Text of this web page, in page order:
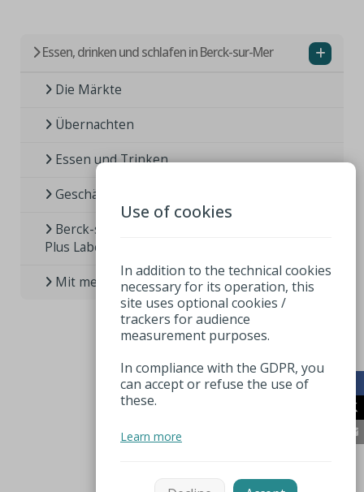
Essen, drinken und schlafen in Berck-sur-Mer
Die Märkte
Übernachten
Essen und Trinken
Geschäfte
Berck-sur-Mer, ein Badeort mit Famille
Plus Label
Mit meinem Haustier
Use of cookies
In addition to the technical cookies
necessary for its operation, this
site uses optional cookies /
trackers for audience
measurement purposes.
In compliance with the GDPR, you
can accept or refuse the use of
these.
Learn more